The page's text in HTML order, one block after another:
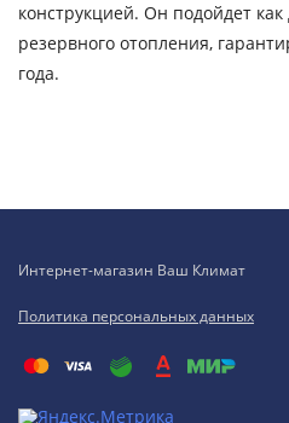
конструкцией. Он подойдет как
резервного отопления,
года.
Интернет-магазин Ваш Климат
Политика персональных данных